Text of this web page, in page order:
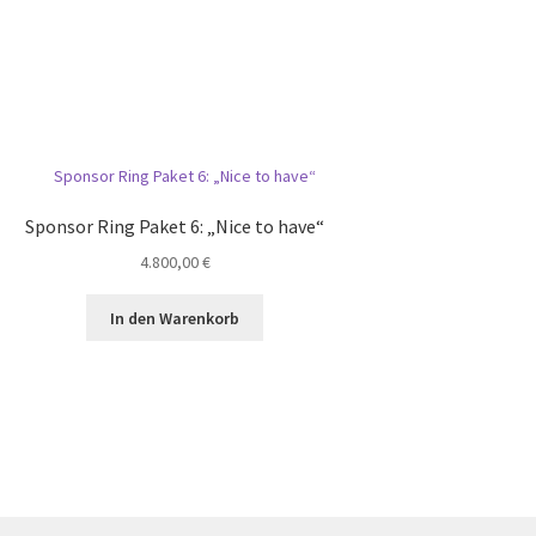
Sponsor Ring Paket 6: „Nice to have“
4.800,00€
In den Warenkorb